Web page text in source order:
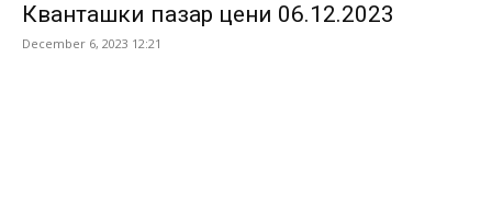
Кванташки пазар цени 06.12.2023
December 6, 2023 12:21